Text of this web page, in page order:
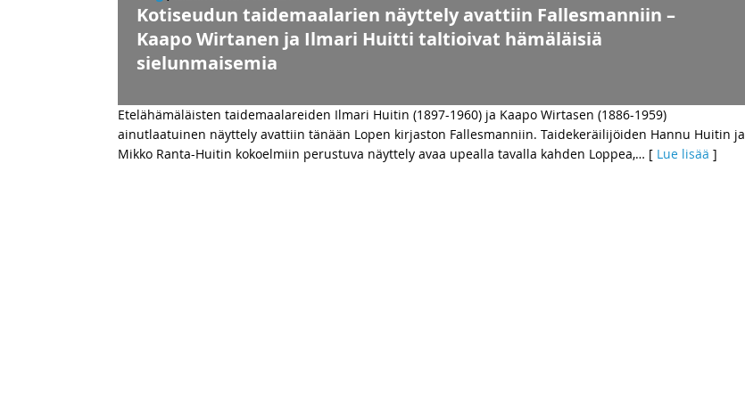
Kotiseudun taidemaalarien näyttely avattiin Fallesmanniin –
Kaapo Wirtanen ja Ilmari Huitti taltioivat hämäläisiä
sielunmaisemia
Etelähämäläisten taidemaalareiden Ilmari Huitin (1897-1960) ja Kaapo Wirtasen (1886-1959)
ainutlaatuinen näyttely avattiin tänään Lopen kirjaston Fallesmanniin. Taidekeräilijöiden Hannu Huitin ja
Mikko Ranta-Huitin kokoelmiin perustuva näyttely avaa upealla tavalla kahden Loppea,… [ Lue lisää ]